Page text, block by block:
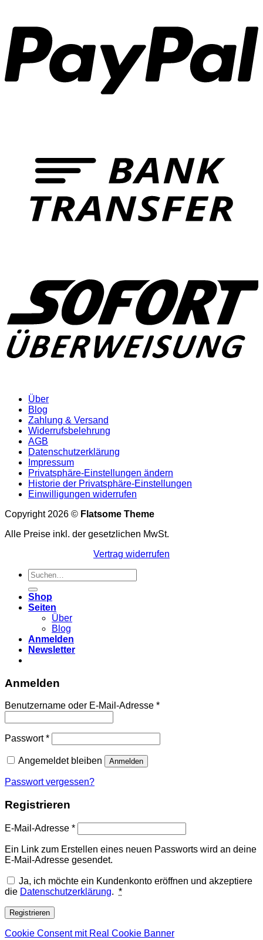
Über
Blog
Zahlung & Versand
Widerrufsbelehrung
AGB
Datenschutzerklärung
Impressum
Privatsphäre-Einstellungen ändern
Historie der Privatsphäre-Einstellungen
Einwilligungen widerrufen
Copyright 2026 © Flatsome Theme
Alle Preise inkl. der gesetzlichen MwSt.
Vertrag widerrufen
Suchen
nach:
Shop
Seiten
Über
Blog
Anmelden
Newsletter
Anmelden
Benutzername oder E-Mail-Adresse *Erforderlich
Passwort*Erforderlich
Angemeldet bleiben Anmelden
Passwort vergessen?
Registrieren
E-Mail-Adresse *Erforderlich
Ein Link zum Erstellen eines neuen Passworts wird an deine
E-Mail-Adresse gesendet.
Ja, ich möchte ein Kundenkonto eröffnen und akzeptiere
die Datenschutzerklärung. *
Registrieren
Cookie Consent mit Real Cookie Banner